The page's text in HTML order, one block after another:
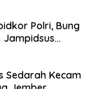
Polri, Bung
Jampidsus